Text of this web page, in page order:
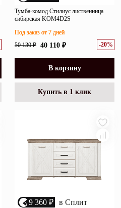
Тумба-комод Стилиус лиственница
сибирская KOM4D2S
50 130 ₽ 40 110 ₽ -20%
Под заказ от 7 дней
В корзину
Купить в 1 клик
9 360 ₽ в Сплит